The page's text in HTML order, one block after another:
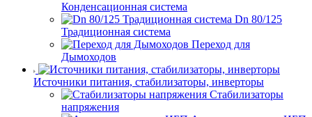
Конденсационная система
Dn 80/125
Традиционная система
Переход для
Дымоходов
Источники питания, стабилизаторы, инверторы
Стабилизаторы
напряжения